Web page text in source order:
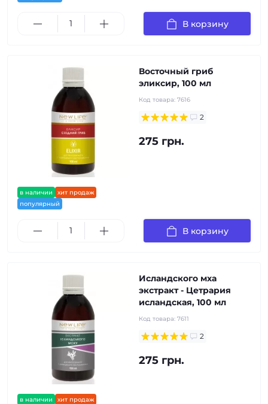
В корзину
в наличии
хит продаж
популярный
Восточный гриб
эликсир, 100 мл
Код товара: 7616
2
275 грн.
В корзину
в наличии
хит продаж
Исландского мха
экстракт - Цетрария
исландская, 100 мл
Код товара: 7611
2
275 грн.